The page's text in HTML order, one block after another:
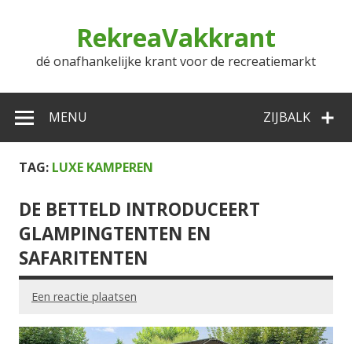
RekreaVakkrant
dé onafhankelijke krant voor de recreatiemarkt
ZIJBALK
MENU
TAG: LUXE KAMPEREN
DE BETTELD INTRODUCEERT
GLAMPINGTENTEN EN
SAFARITENTEN
Een reactie plaatsen